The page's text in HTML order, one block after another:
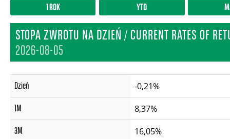
1 ROK
YTD
STOPA ZWROTU NA DZIEŃ / CURRENT RATES OF
2026-08-05
Dzień -0,21%
1M 8,37%
3M 16,05%